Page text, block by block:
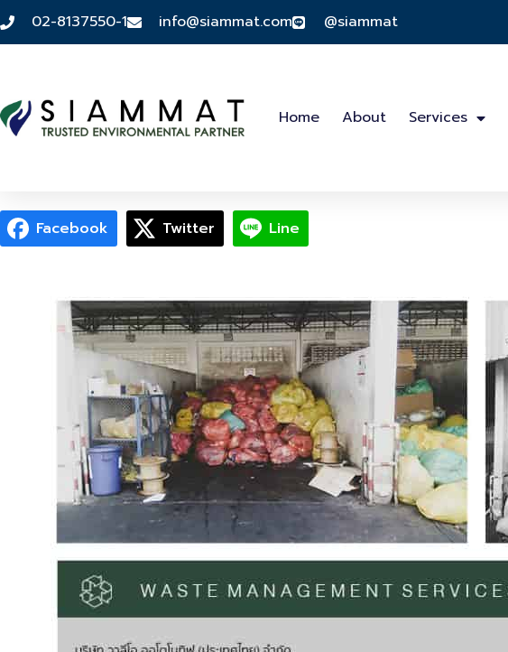
02-8137550-1 info@siammat.com @siammat
Home About Services
Facebook Twitter Line